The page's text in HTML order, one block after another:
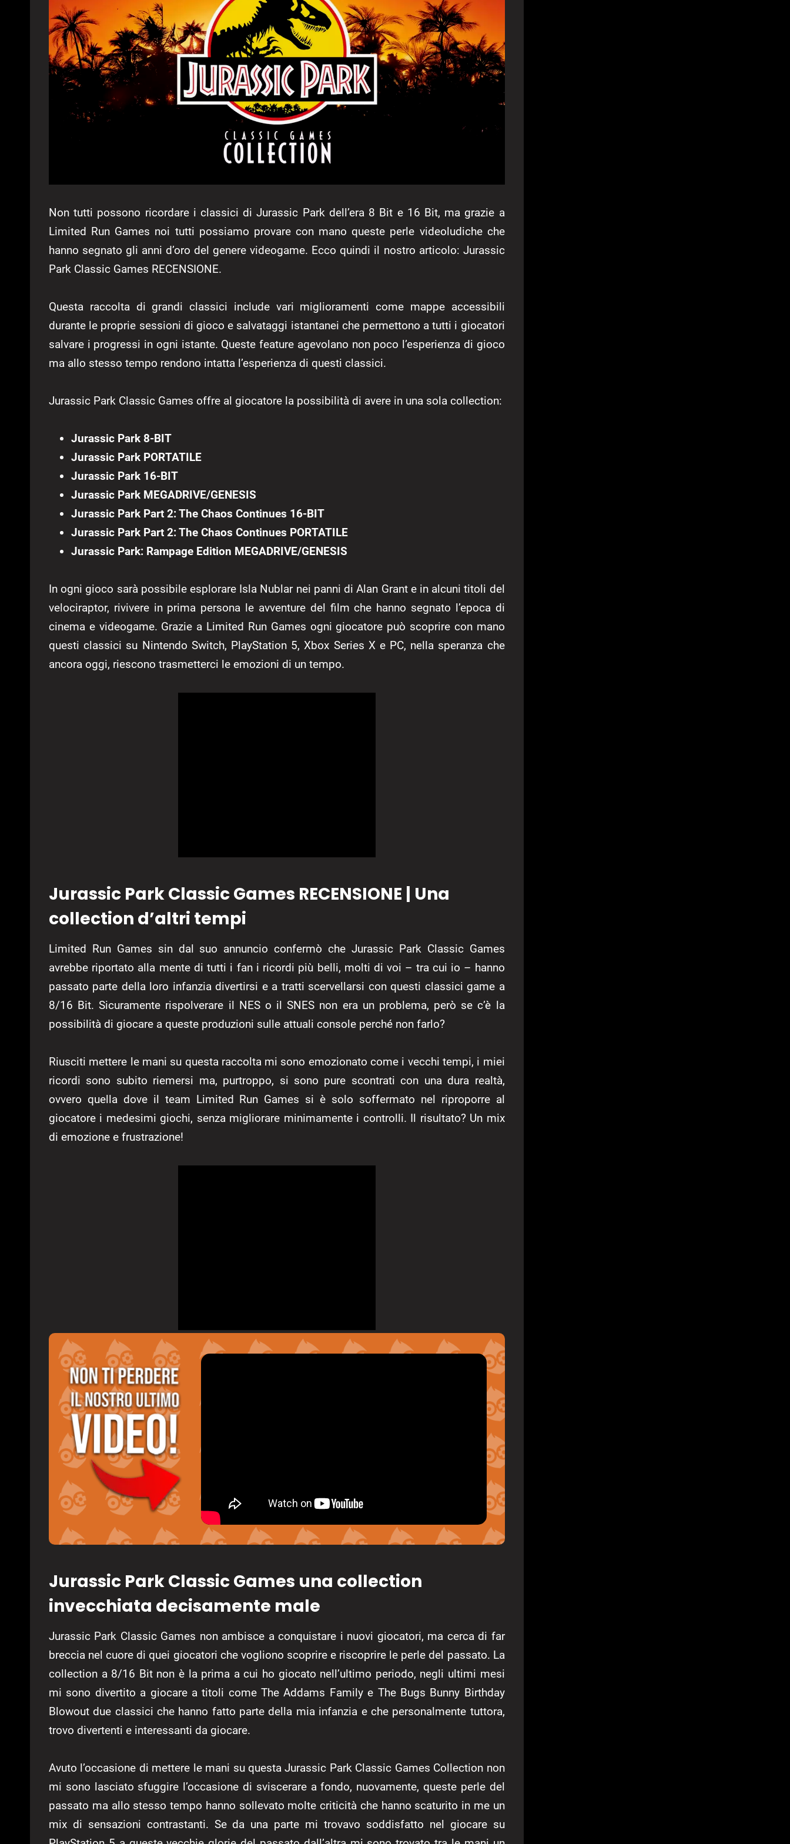
Non tutti possono ricordare i classici di Jurassic Park dell’era 8 Bit e 16 Bit, ma grazie a
Limited Run Games noi tutti possiamo provare con mano queste perle videoludiche che
hanno segnato gli anni d’oro del genere videogame. Ecco quindi il nostro articolo: Jurassic
Park Classic Games RECENSIONE.
Questa raccolta di grandi classici include vari miglioramenti come mappe accessibili
durante le proprie sessioni di gioco e salvataggi istantanei che permettono a tutti i giocatori
salvare i progressi in ogni istante. Queste feature agevolano non poco l’esperienza di gioco
ma allo stesso tempo rendono intatta l’esperienza di questi classici.
Jurassic Park Classic Games offre al giocatore la possibilità di avere in una sola collection:
Jurassic Park 8-BIT
Jurassic Park PORTATILE
Jurassic Park 16-BIT
Jurassic Park MEGADRIVE/GENESIS
Jurassic Park Part 2: The Chaos Continues 16-BIT
Jurassic Park Part 2: The Chaos Continues PORTATILE
Jurassic Park: Rampage Edition MEGADRIVE/GENESIS
In ogni gioco sarà possibile esplorare Isla Nublar nei panni di Alan Grant e in alcuni titoli del
velociraptor, rivivere in prima persona le avventure del film che hanno segnato l’epoca di
cinema e videogame. Grazie a Limited Run Games ogni giocatore può scoprire con mano
questi classici su Nintendo Switch, PlayStation 5, Xbox Series X e PC, nella speranza che
ancora oggi, riescono trasmetterci le emozioni di un tempo.
Jurassic Park Classic Games RECENSIONE | Una
collection d’altri tempi
Limited Run Games sin dal suo annuncio confermò che Jurassic Park Classic Games
avrebbe riportato alla mente di tutti i fan i ricordi più belli, molti di voi – tra cui io – hanno
passato parte della loro infanzia divertirsi e a tratti scervellarsi con questi classici game a
8/16 Bit. Sicuramente rispolverare il NES o il SNES non era un problema, però se c’è la
possibilità di giocare a queste produzioni sulle attuali console perché non farlo?
Riusciti mettere le mani su questa raccolta mi sono emozionato come i vecchi tempi, i miei
ricordi sono subito riemersi ma, purtroppo, si sono pure scontrati con una dura realtà,
ovvero quella dove il team Limited Run Games si è solo soffermato nel riproporre al
giocatore i medesimi giochi, senza migliorare minimamente i controlli. Il risultato? Un mix
di emozione e frustrazione!
Jurassic Park Classic Games una collection
invecchiata decisamente male
Jurassic Park Classic Games non ambisce a conquistare i nuovi giocatori, ma cerca di far
breccia nel cuore di quei giocatori che vogliono scoprire e riscoprire le perle del passato. La
collection a 8/16 Bit non è la prima a cui ho giocato nell’ultimo periodo, negli ultimi mesi
mi sono divertito a giocare a titoli come The Addams Family e The Bugs Bunny Birthday
Blowout due classici che hanno fatto parte della mia infanzia e che personalmente tuttora,
trovo divertenti e interessanti da giocare.
Avuto l’occasione di mettere le mani su questa Jurassic Park Classic Games Collection non
mi sono lasciato sfuggire l’occasione di sviscerare a fondo, nuovamente, queste perle del
passato ma allo stesso tempo hanno sollevato molte criticità che hanno scaturito in me un
mix di sensazioni contrastanti. Se da una parte mi trovavo soddisfatto nel giocare su